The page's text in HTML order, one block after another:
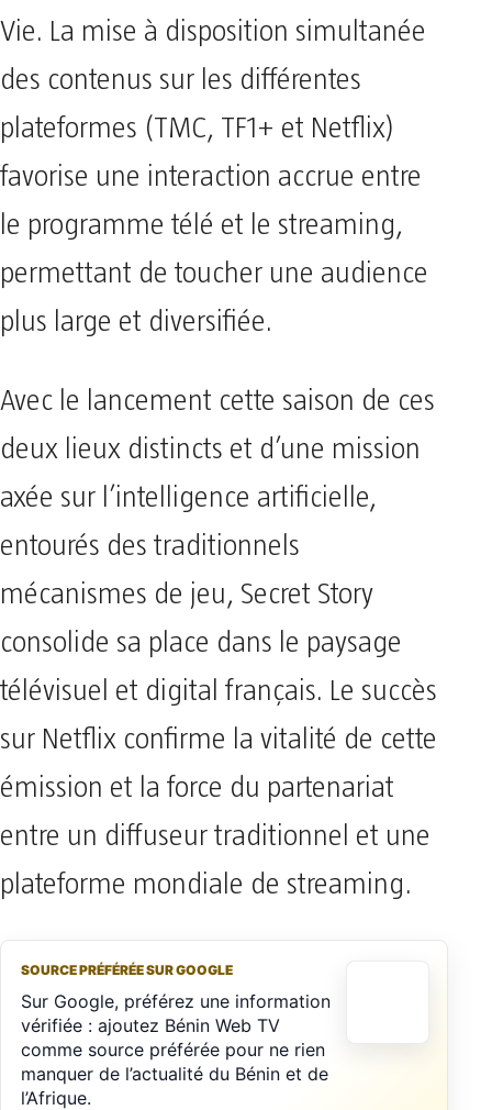
Vie. La mise à disposition simultanée
des contenus sur les différentes
plateformes (TMC, TF1+ et Netflix)
favorise une interaction accrue entre
le programme télé et le streaming,
permettant de toucher une audience
plus large et diversifiée.
Avec le lancement cette saison de ces
deux lieux distincts et d’une mission
axée sur l’intelligence artificielle,
entourés des traditionnels
mécanismes de jeu, Secret Story
consolide sa place dans le paysage
télévisuel et digital français. Le succès
sur Netflix confirme la vitalité de cette
émission et la force du partenariat
entre un diffuseur traditionnel et une
plateforme mondiale de streaming.
SOURCE PRÉFÉRÉE SUR GOOGLE
Sur Google, préférez une information
vérifiée : ajoutez Bénin Web TV
comme source préférée pour ne rien
manquer de l’actualité du Bénin et de
l’Afrique.